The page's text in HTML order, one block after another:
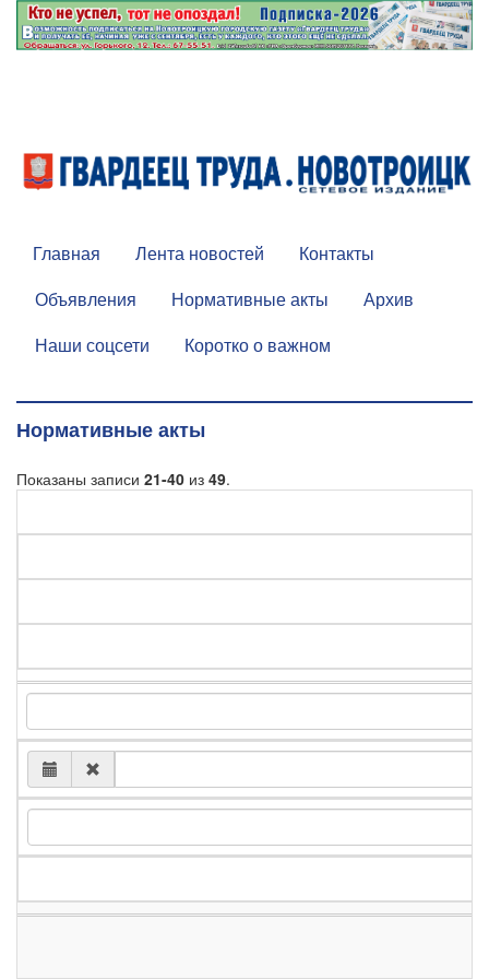
Главная Лента новостей
Контакты
Объявления
Нормативные акты
Архив
Наши соцсети
Коротко о важном
Нормативные акты
Показаны записи 21-40 из 49.